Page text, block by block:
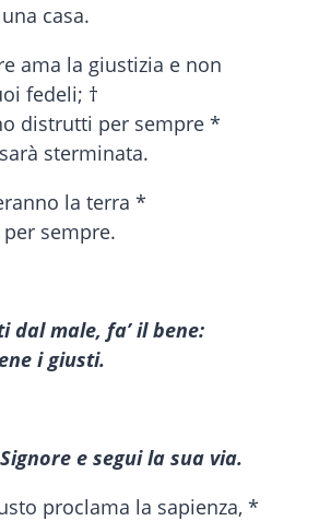
casa.
ama la giustizia e non
fedeli; †
distrutti per sempre *
sterminata.
la terra *
sempre.
dal male, fa’ il bene:
i giusti.
e segui la sua via.
proclama la sapienza, *